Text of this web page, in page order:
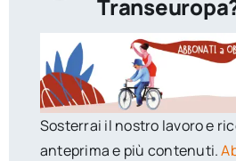
Sosterrai il nostro lavoro e
anteprima e più contenuti.